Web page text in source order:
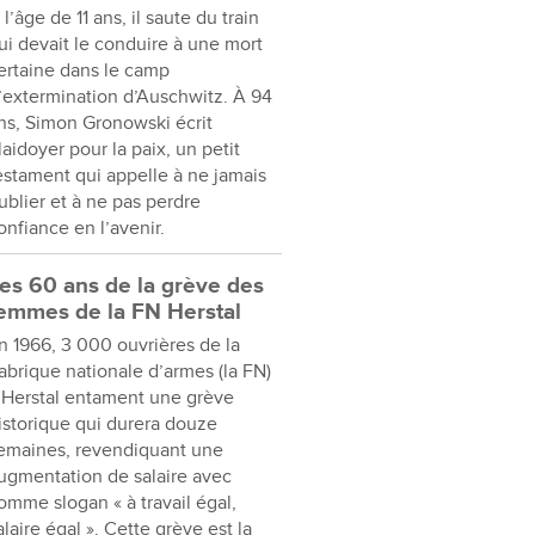
de 11 ans, il saute du train
devait le conduire à une mort
dans le camp
d’Auschwitz. À 94
Simon Gronowski écrit
pour la paix, un petit
qui appelle à ne jamais
et à ne pas perdre
en l’avenir.
60 ans de la grève des
de la FN Herstal
1966, 3 000 ouvrières de la
nationale d’armes (la FN)
entament une grève
qui durera douze
revendiquant une
de salaire avec
slogan « à travail égal,
égal ». Cette grève est la